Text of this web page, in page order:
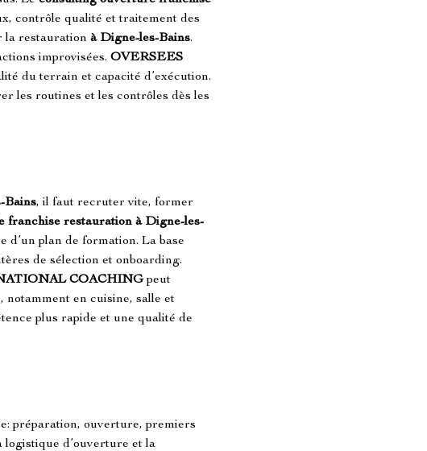
contrôle qualité et traitement des
la restauration à Digne-les-Bains.
improvisées. OVERSEES
du terrain et capacité d’exécution.
les routines et les contrôles dès les
Bains, il faut recruter vite, former
franchise restauration à Digne-les-
plan de formation. La base
de sélection et onboarding.
COACHING peut
notamment en cuisine, salle et
plus rapide et une qualité de
préparation, ouverture, premiers
logistique d’ouverture et la